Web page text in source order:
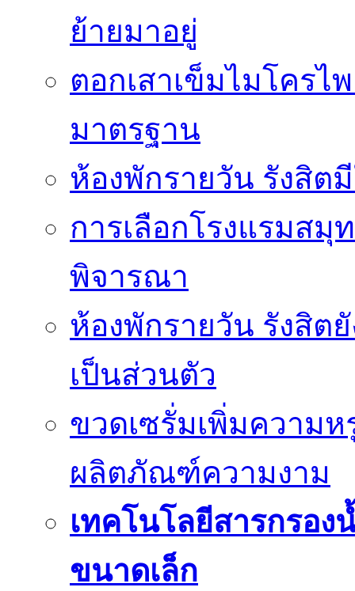
ย้ายมาอยู่
ตอกเสาเข็มไมโคร
มาตรฐาน
ห้องพักรายวัน รังสิต
การเลือกโรงแรมสมุ
พิจารณา
ห้องพักรายวัน รังสิต
เป็นส่วนตัว
ขวดเซรั่มเพิ่มความ
ผลิตภัณฑ์ความงาม
เทคโนโลยีสารกรอ
ขนาดเล็ก